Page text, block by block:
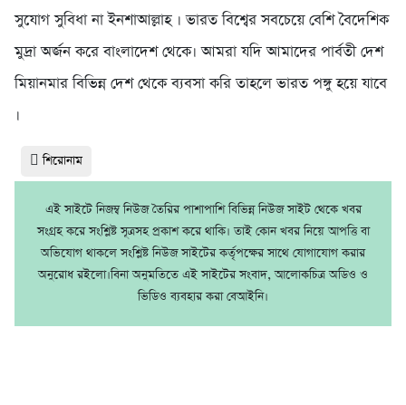
সুযোগ সুবিধা না ইনশাআল্লাহ । ভারত বিশ্বের সবচেয়ে বেশি বৈদেশিক
মুদ্রা অর্জন করে বাংলাদেশ থেকে। আমরা যদি আমাদের পার্বতী দেশ
মিয়ানমার বিভিন্ন দেশ থেকে ব্যবসা করি তাহলে ভারত পঙ্গু হয়ে যাবে
।
শিরোনাম
এই সাইটে নিজম্ব নিউজ তৈরির পাশাপাশি বিভিন্ন নিউজ সাইট থেকে খবর
সংগ্রহ করে সংশ্লিষ্ট সূত্রসহ প্রকাশ করে থাকি। তাই কোন খবর নিয়ে আপত্তি বা
অভিযোগ থাকলে সংশ্লিষ্ট নিউজ সাইটের কর্তৃপক্ষের সাথে যোগাযোগ করার
অনুরোধ রইলো।বিনা অনুমতিতে এই সাইটের সংবাদ, আলোকচিত্র অডিও ও
ভিডিও ব্যবহার করা বেআইনি।